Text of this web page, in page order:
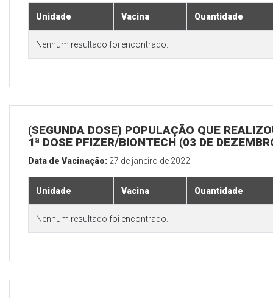
Unidade Vacina Quantidade
Nenhum resultado foi encontrado.
(SEGUNDA DOSE) POPULAÇÃO QUE
1ª DOSE PFIZER/BIONTECH (03 DE
Data de Vacinação: 27 de janeiro de 2022
Unidade Vacina Quantidade
Nenhum resultado foi encontrado.